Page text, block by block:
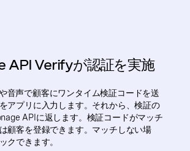
API Verifyが認証を実施
音声で顧客にワンタイム検証コードを送
アプリに入力します。それから、検証の
APIに返します。検証コードがマッチ
顧客を登録できます。マッチしない場
クできます。